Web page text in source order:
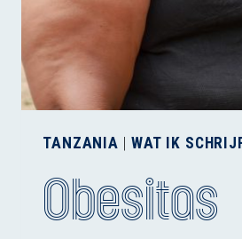
TANZANIA | WAT IK
Obesitas